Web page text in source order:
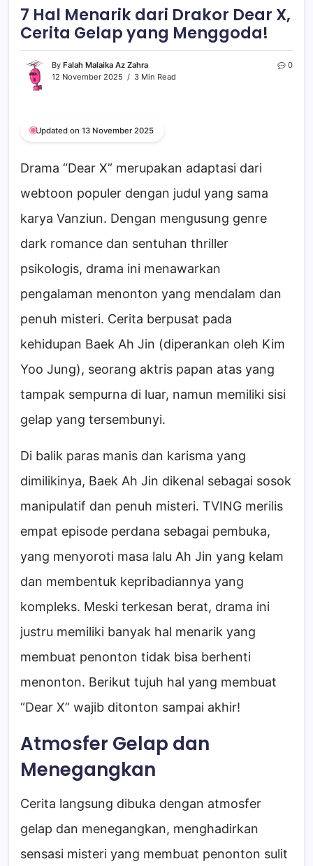
7 Hal Menarik dari Drakor Dear X,
Cerita Gelap yang Menggoda!
By Falah Malaika Az Zahra
12 November 2025
3 Min Read
0
Updated on 13 November 2025
Drama “Dear X” merupakan adaptasi dari
webtoon populer dengan judul yang sama
karya Vanziun. Dengan mengusung genre
dark romance dan sentuhan thriller
psikologis, drama ini menawarkan
pengalaman menonton yang mendalam dan
penuh misteri. Cerita berpusat pada
kehidupan Baek Ah Jin (diperankan oleh Kim
Yoo Jung), seorang aktris papan atas yang
tampak sempurna di luar, namun memiliki sisi
gelap yang tersembunyi.
Di balik paras manis dan karisma yang
dimilikinya, Baek Ah Jin dikenal sebagai sosok
manipulatif dan penuh misteri. TVING merilis
empat episode perdana sebagai pembuka,
yang menyoroti masa lalu Ah Jin yang kelam
dan membentuk kepribadiannya yang
kompleks. Meski terkesan berat, drama ini
justru memiliki banyak hal menarik yang
membuat penonton tidak bisa berhenti
menonton. Berikut tujuh hal yang membuat
“Dear X” wajib ditonton sampai akhir!
Atmosfer Gelap dan
Menegangkan
Cerita langsung dibuka dengan atmosfer
gelap dan menegangkan, menghadirkan
sensasi misteri yang membuat penonton sulit